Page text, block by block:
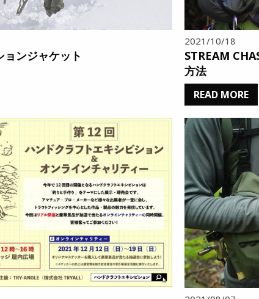
ンジャケット
2021/10/18
STREAM
方法
READ MORE